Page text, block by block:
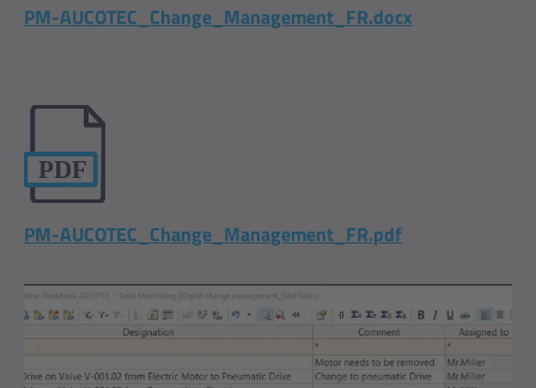
PM-AUCOTEC_Change_Management_FR.docx
PM-AUCOTEC_Change_Management_FR.pdf